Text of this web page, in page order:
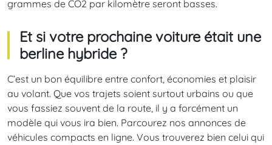
grammes de CO2 par kilomètre seront basses.
Et si votre prochaine voiture était une
berline hybride ?
C’est un bon équilibre entre confort, économies et plaisir
au volant. Que vos trajets soient surtout urbains ou que
vous fassiez souvent de la route, il y a forcément un
modèle qui vous ira bien. Parcourez nos annonces de
véhicules compacts en ligne. Vous trouverez bien celui qui